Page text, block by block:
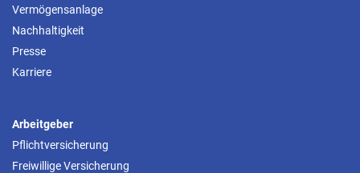
Vermögensanlage
Nachhaltigkeit
Presse
Karriere
Arbeitgeber
Pflichtversicherung
Freiwillige Versicherung